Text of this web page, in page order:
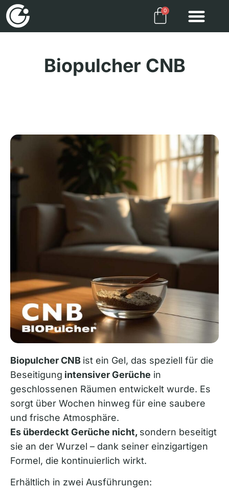
0
Biopulcher CNB
Biopulcher CNB ist ein Gel, das speziell für die
Beseitigung intensiver Gerüche in
geschlossenen Räumen entwickelt wurde. Es
sorgt über Wochen hinweg für eine saubere
und frische Atmosphäre.
Es überdeckt Gerüche nicht, sondern beseitigt
sie an der Wurzel – dank seiner einzigartigen
Formel, die kontinuierlich wirkt.
Erhältlich in zwei Ausführungen: